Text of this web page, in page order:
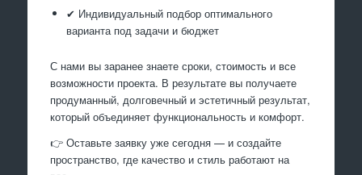
✔ Индивидуальный подбор оптимального
варианта под задачи и бюджет
С нами вы заранее знаете сроки, стоимость и все
возможности проекта. В результате вы получаете
продуманный, долговечный и эстетичный результат,
который объединяет функциональность и комфорт.
👉 Оставьте заявку уже сегодня — и создайте
пространство, где качество и стиль работают на